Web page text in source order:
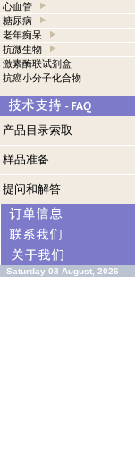
心血管
糖尿病
老年痴呆
抗微生物
激素酶联试剂盒
抗癌小分子化合物
产品目录索取
样品准备
提问和解答
Saturday 08 August, 2026